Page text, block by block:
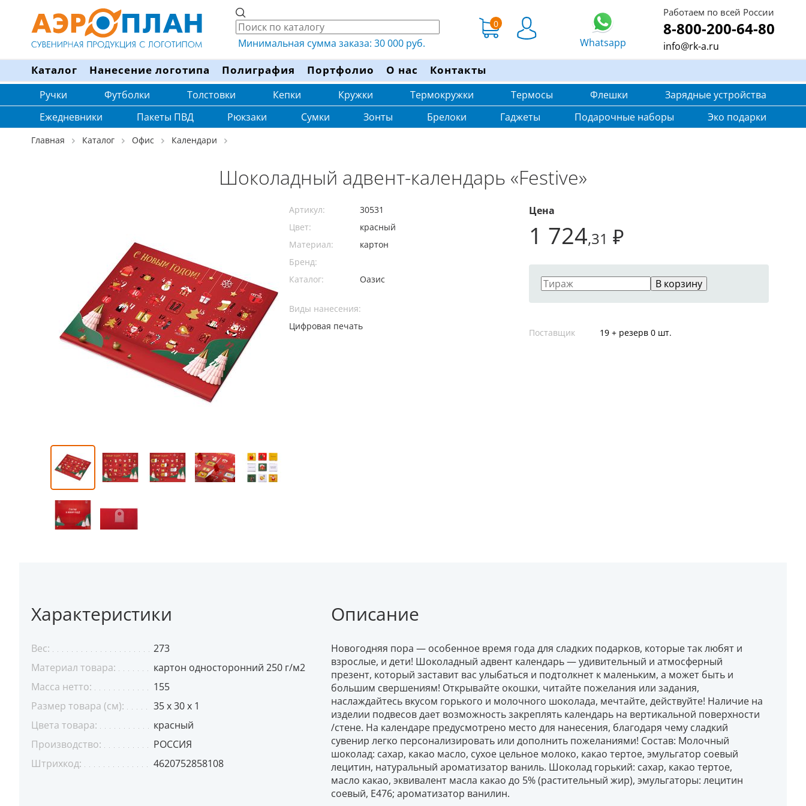
Минимальная сумма заказа: 30 000 руб.
0
Whatsapp
Работаем по всей России
8-800-200-64-80
info@rk-a.ru
Каталог Нанесение логотипа Полиграфия Портфолио О нас Контакты
Ручки Футболки Толстовки Кепки Кружки Термокружки Термосы Флешки
Зарядные устройства
Ежедневники
Пакеты ПВД Рюкзаки Сумки Зонты Брелоки Гаджеты Подарочные наборы Эко подарки
Главная Каталог Офис Календари
Шоколадный адвент-календарь «Festive»
Цена
1 724,31 ₽
В корзину
Поставщик 19 + резерв 0 шт.
Артикул:
30531
Цвет:
красный
Материал:
картон
Бренд:
Каталог:
Оазис
Виды нанесения:
Цифровая печать
Описание
Новогодняя пора — особенное время года для сладких подарков, которые так любят и
взрослые, и дети! Шоколадный адвент календарь — удивительный и атмосферный
презент, который заставит вас улыбаться и подтолкнет к маленьким, а может быть и
большим свершениям! Открывайте окошки, читайте пожелания или задания,
наслаждайтесь вкусом горького и молочного шоколада, мечтайте, действуйте! Наличие на
изделии подвесов дает возможность закреплять календарь на вертикальной поверхности
/стене. На календаре предусмотрено место для нанесения, благодаря чему сладкий
сувенир легко персонализировать или дополнить пожеланиями! Состав: Молочный
шоколад: сахар, какао масло, сухое цельное молоко, какао тертое, эмульгатор соевый
лецитин, натуральный ароматизатор ваниль. Шоколад горький: сахар, какао тертое,
масло какао, эквивалент масла какао до 5% (растительный жир), эмульгаторы: лецитин
соевый, Е476; ароматизатор ванилин.
Характеристики
Вес:
273
Материал товара:
картон односторонний 250 г/м2
Масса нетто:
155
Размер товара (см):
35 х 30 х 1
Цвета товара:
красный
Производство:
РОССИЯ
Штрихкод:
4620752858108